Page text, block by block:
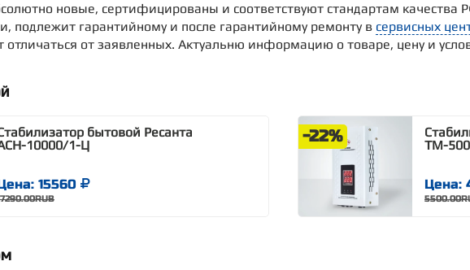
новые, сертифицированы и соответствуют стандартам качества
подлежит гарантийному и после гарантийному ремонту в сервисных
от заявленных. Актуальню информацию о товаре, цену и
бытовой Ресанта
10000/1-Ц
15560
-22%
TM-
Цена: